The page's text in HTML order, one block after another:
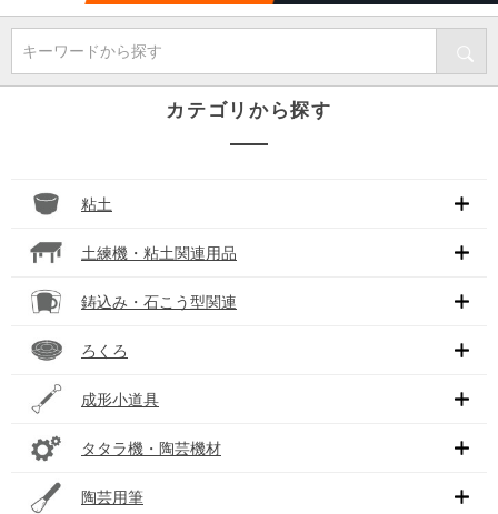
キーワードから探す
カテゴリから探す
粘土
土練機・粘土関連用品
鋳込み・石こう型関連
ろくろ
成形小道具
タタラ機・陶芸機材
陶芸用筆